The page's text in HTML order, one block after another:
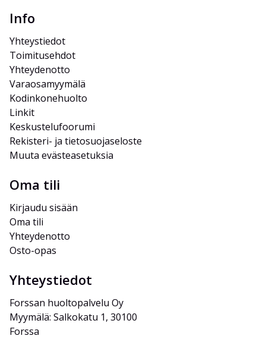
Info
Yhteystiedot
Toimitusehdot
Yhteydenotto
Varaosamyymälä
Kodinkonehuolto
Linkit
Keskustelufoorumi
Rekisteri- ja tietosuojaseloste
Muuta evästeasetuksia
Oma tili
Kirjaudu sisään
Oma tili
Yhteydenotto
Osto-opas
Yhteystiedot
Forssan huoltopalvelu Oy
Myymälä: Salkokatu 1, 30100
Forssa